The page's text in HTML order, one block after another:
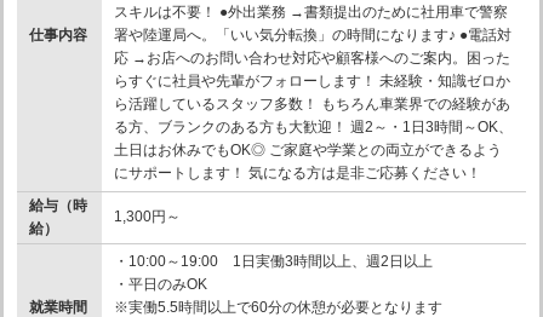
仕事内容
スキルは不要！ ●外出業務 →書類提出のために社用車で警察
署や陸運局へ。「いい気分転換」の時間になります♪ ●電話対
応 →お店へのお問い合わせ対応や顧客様へのご案内。困った
らすぐに社員や先輩がフォローします！ 未経験・知識ゼロか
ら活躍しているスタッフ多数！ もちろん車業界での経験があ
る方、ブランクのある方も大歓迎！ 週2～・1日3時間～OK、
土日はお休みでもOK◎ ご家庭や学業との両立ができるよう
にサポートします！ 気になる方は是非ご応募ください！
給与（時
給）
1,300円～
就業時間
・10:00～19:00 1日実働3時間以上、週2日以上
・平日のみOK
※実働5.5時間以上で60分の休憩が必要となります